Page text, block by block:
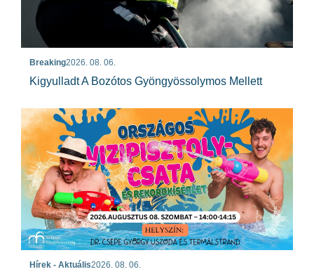
Breaking2026. 08. 06.
Kigyulladt A Bozótos Gyöngyössolymos Mellett
Hírek - Aktuális2026. 08. 06.